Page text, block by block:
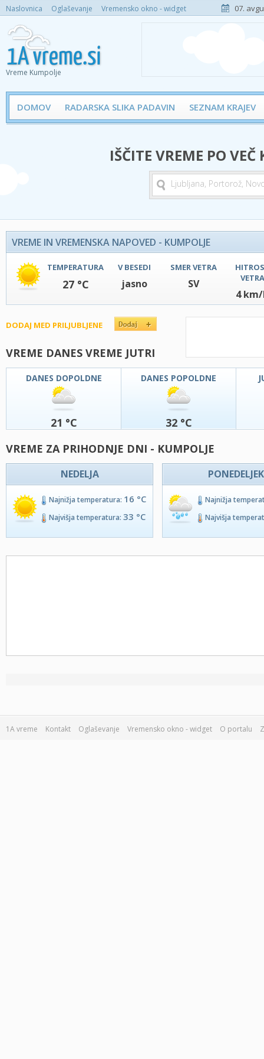
Naslovnica Oglaševanje Vremensko okno - widget 07.
Vreme Kumpolje
DOMOV RADARSKA SLIKA PADAVIN SEZNAM KRAJEV
IŠČITE VREME PO
VREME IN VREMENSKA NAPOVED - KUMPOLJE
TEMPERATURA
27 °C
V BESEDI
jasno
SMER VETRA
SV
VETRA
4
DODAJ MED PRILJUBLJENE
VREME DANES VREME JUTRI
DANES DOPOLDNE
21 °C
DANES POPOLDNE
32 °C
VREME ZA PRIHODNJE DNI - KUMPOLJE
NEDELJA
Najnižja temperatura: 16 °C
Najvišja temperatura: 33 °C
PONEDELJEK
Najnižja
Najvišja
1A vreme Kontakt Oglaševanje Vremensko okno - widget O portalu